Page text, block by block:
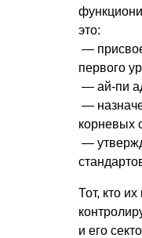
это:
—
первого
— ай-пи
—
корневых
—
Тот, кто их
и его